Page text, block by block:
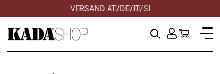
HILFE & KONTAKT
VERSAND AT/DE/IT/SI